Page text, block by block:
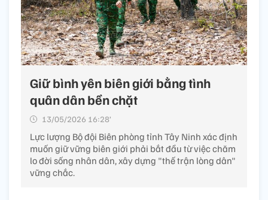
Giữ bình yên biên giới bằng tình
quân dân bền chặt
13/05/2026 16:28’
Lực lượng Bộ đội Biên phòng tỉnh Tây Ninh xác định
muốn giữ vững biên giới phải bắt đầu từ việc chăm
lo đời sống nhân dân, xây dựng "thế trận lòng dân"
vững chắc.